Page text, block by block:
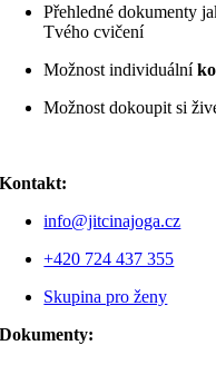
Přehledné dokumenty
Tvého cvičení
Možnost individuální
Možnost dokoupit si
Kontakt:
info@jitcinajoga.cz
+420 724 437 355
Skupina pro ženy
Dokumenty: